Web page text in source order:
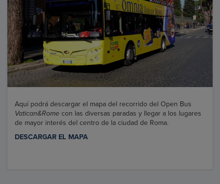
Aquí podrá descargar el mapa del recorrido del Open Bus
Vatican&Rome con las diversas paradas y llegar a los lugares
de mayor interés del centro de la ciudad de Roma.
DESCARGAR EL MAPA